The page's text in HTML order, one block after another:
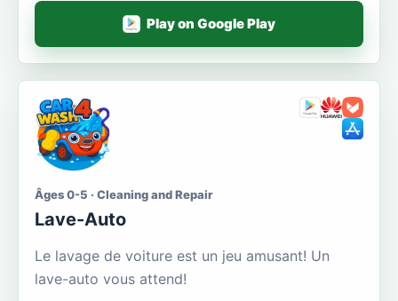
Play on Google Play
Âges 0-5 · Cleaning and Repair
Lave-Auto
Le lavage de voiture est un jeu amusant! Un
lave-auto vous attend!